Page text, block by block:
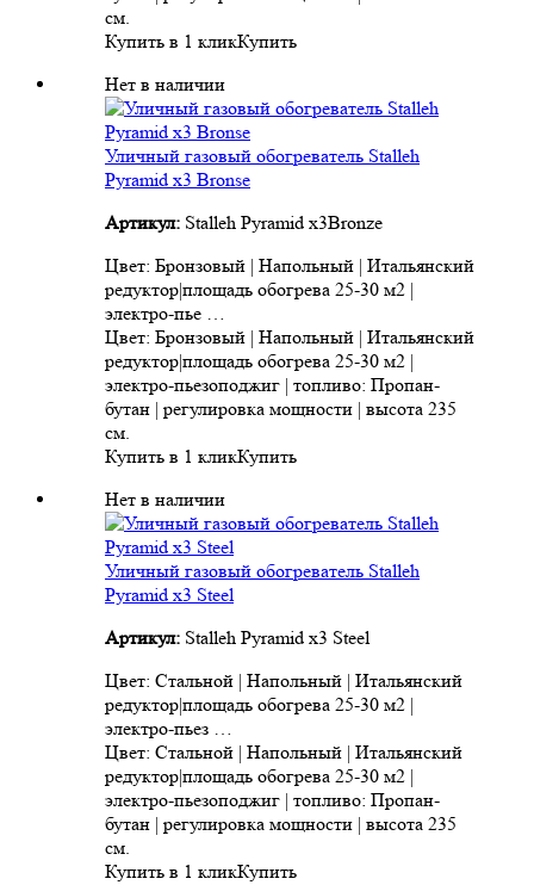
см.
Купить в 1 кликКупить
Нет в наличии
Уличный газовый обогреватель Stalleh
Pyramid x3 Bronse
Артикул: Stalleh Pyramid x3Bronze
Цвет: Бронзовый | Напольный | Итальянский
редуктор|площадь обогрева 25-30 м2 |
электро-пье …
Цвет: Бронзовый | Напольный | Итальянский
редуктор|площадь обогрева 25-30 м2 |
электро-пьезоподжиг | топливо: Пропан-
бутан | регулировка мощности | высота 235
см.
Купить в 1 кликКупить
Нет в наличии
Уличный газовый обогреватель Stalleh
Pyramid x3 Steel
Артикул: Stalleh Pyramid x3 Steel
Цвет: Стальной | Напольный | Итальянский
редуктор|площадь обогрева 25-30 м2 |
электро-пьез …
Цвет: Стальной | Напольный | Итальянский
редуктор|площадь обогрева 25-30 м2 |
электро-пьезоподжиг | топливо: Пропан-
бутан | регулировка мощности | высота 235
см.
Купить в 1 кликКупить